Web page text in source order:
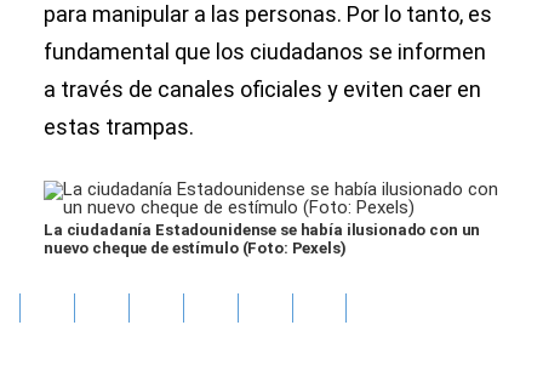
para manipular a las personas. Por lo tanto, es
fundamental que los ciudadanos se informen
a través de canales oficiales y eviten caer en
estas trampas.
La ciudadanía Estadounidense se había ilusionado con un
nuevo cheque de estímulo (Foto: Pexels)